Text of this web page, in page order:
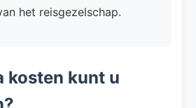
het reisgezelschap.
kosten kunt u